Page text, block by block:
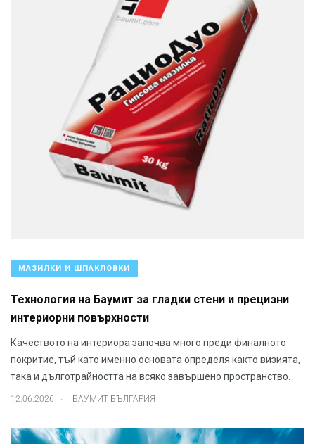
МАЗИЛКИ И ШПАКЛОВКИ
Технология на Баумит за гладки стени и прецизни
интериорни повърхности
Качеството на интериора започва много преди финалното
покритие, тъй като именно основата определя както визията,
така и дълготрайността на всяко завършено пространство.
12.06.2026 . БАУМИТ БЪЛГАРИЯ